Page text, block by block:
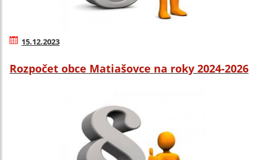
15.12.2023
Rozpočet obce Matiašovce na roky 2024-2026